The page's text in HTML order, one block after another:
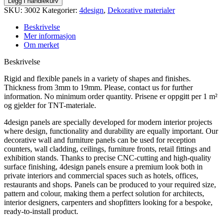
SKU: 3002 Kategorier: 4design, Dekorative materialer
Beskrivelse
Mer informasjon
Om merket
Beskrivelse
Rigid and flexible panels in a variety of shapes and finishes.
Thickness from 3mm to 19mm. Please, contact us for further
information. No minimum order quantity. Prisene er oppgitt per 1 m²
og gjelder for TNT-materiale.
4design panels are specially developed for modern interior projects
where design, functionality and durability are equally important. Our
decorative wall and furniture panels can be used for reception
counters, wall cladding, ceilings, furniture fronts, retail fittings and
exhibition stands. Thanks to precise CNC-cutting and high-quality
surface finishing, 4design panels ensure a premium look both in
private interiors and commercial spaces such as hotels, offices,
restaurants and shops. Panels can be produced to your required size,
pattern and colour, making them a perfect solution for architects,
interior designers, carpenters and shopfitters looking for a bespoke,
ready-to-install product.